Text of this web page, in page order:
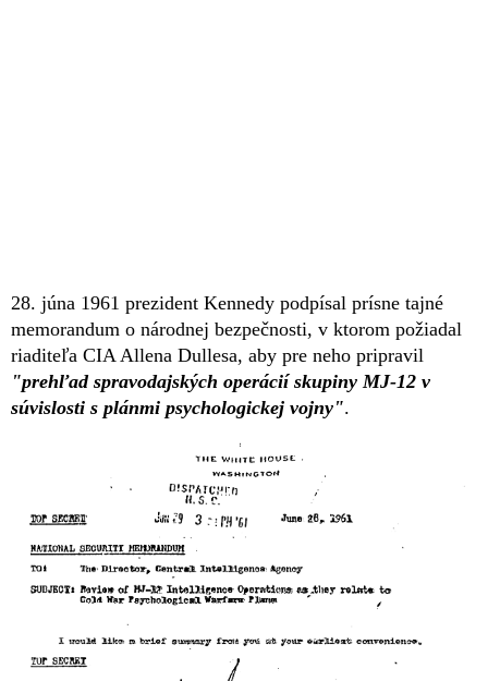
28. júna 1961 prezident Kennedy podpísal prísne tajné
memorandum o národnej bezpečnosti, v ktorom požiadal
riaditeľa CIA Allena Dullesa, aby pre neho pripravil
"prehľad spravodajských operácií skupiny MJ-12 v
súvislosti s plánmi psychologickej vojny".